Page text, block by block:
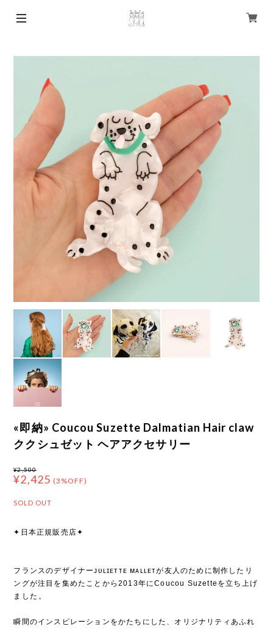
«即納» Coucou Suzette Dalmatian Hair claw
ククシュゼット ヘアアクセサリー
¥2,500
¥2,425 (3%OFF)
SOLD OUT
✦日本正規販売店✦
フランスのデザイナーᴊᴜʟɪᴇᴛᴛᴇ ᴍᴀʟʟᴇᴛが友人のために制作したリ
ングが注目を集めたことから2013年にCoucou Suzetteを立ち上げ
ました⁡。
瞬間のインスピレーションをかたちにした、オリジナリティあふれ